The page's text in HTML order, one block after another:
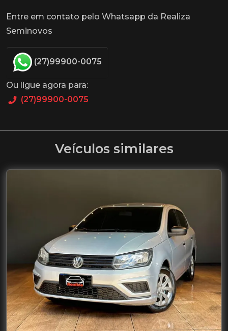
Entre em contato pelo Whatsapp da Realiza
Seminovos
(27)99900-0075
Ou ligue agora para:
(27)99900-0075
Veículos similares